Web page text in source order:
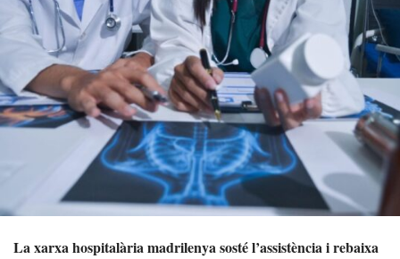
La xarxa hospitalària madrilenya sosté l’assistència i rebaixa